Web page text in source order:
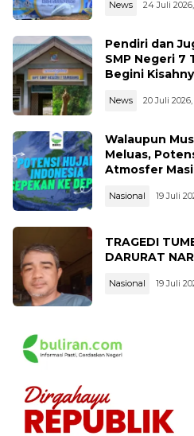
News 24 Juli
Pendiri dan
SMP Negeri 7
Begini
News 20 Juli
Walaupun
Meluas,
Atmosfer
Nasional 19 Juli
TRAGEDI
DARURAT
Nasional 19 Juli